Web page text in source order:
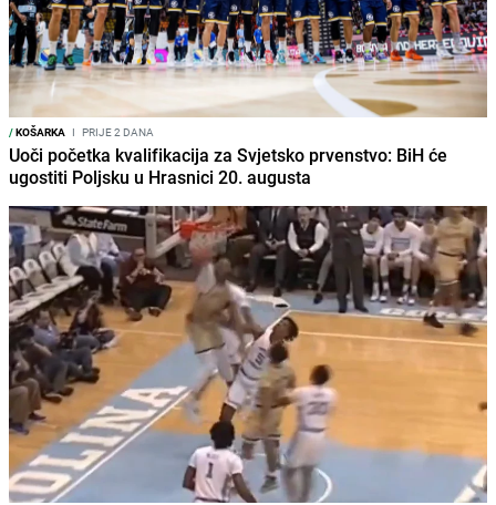
/KOŠARKA I PRIJE 2 DANA
Uoči početka kvalifikacija za Svjetsko prvenstvo: BiH će
ugostiti Poljsku u Hrasnici 20. augusta